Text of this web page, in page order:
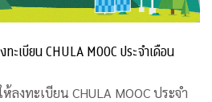
ะเบียน CHULA MOOC ประจำเดือน
งทะเบียน CHULA MOOC ประจำ